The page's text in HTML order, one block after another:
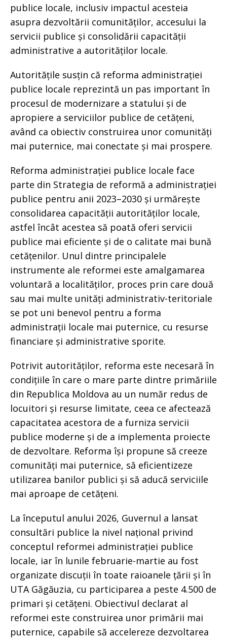
publice locale, inclusiv impactul acesteia
asupra dezvoltării comunităților, accesului la
servicii publice și consolidării capacității
administrative a autorităților locale.
Autoritățile susțin că reforma administrației
publice locale reprezintă un pas important în
procesul de modernizare a statului și de
apropiere a serviciilor publice de cetățeni,
având ca obiectiv construirea unor comunități
mai puternice, mai conectate și mai prospere.
Reforma administrației publice locale face
parte din Strategia de reformă a administrației
publice pentru anii 2023–2030 și urmărește
consolidarea capacității autorităților locale,
astfel încât acestea să poată oferi servicii
publice mai eficiente și de o calitate mai bună
cetățenilor. Unul dintre principalele
instrumente ale reformei este amalgamarea
voluntară a localităților, proces prin care două
sau mai multe unități administrativ-teritoriale
se pot uni benevol pentru a forma
administrații locale mai puternice, cu resurse
financiare și administrative sporite.
Potrivit autorităților, reforma este necesară în
condițiile în care o mare parte dintre primăriile
din Republica Moldova au un număr redus de
locuitori și resurse limitate, ceea ce afectează
capacitatea acestora de a furniza servicii
publice moderne și de a implementa proiecte
de dezvoltare. Reforma își propune să creeze
comunități mai puternice, să eficientizeze
utilizarea banilor publici și să aducă serviciile
mai aproape de cetățeni.
La începutul anului 2026, Guvernul a lansat
consultări publice la nivel național privind
conceptul reformei administrației publice
locale, iar în lunile februarie-martie au fost
organizate discuții în toate raioanele țării și în
UTA Găgăuzia, cu participarea a peste 4.500 de
primari și cetățeni. Obiectivul declarat al
reformei este construirea unor primării mai
puternice, capabile să accelereze dezvoltarea